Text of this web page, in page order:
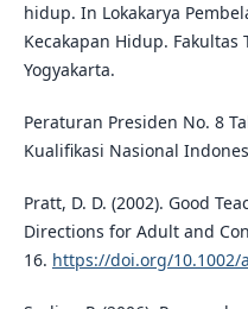
hidup. In Lokakarya
Kecakapan Hidup.
Yogyakarta.
Peraturan Presiden No. 8
Kualifikasi Nasional
Pratt, D. D. (2002). Good
Directions for Adult and
16. https://doi.org/10.1002/